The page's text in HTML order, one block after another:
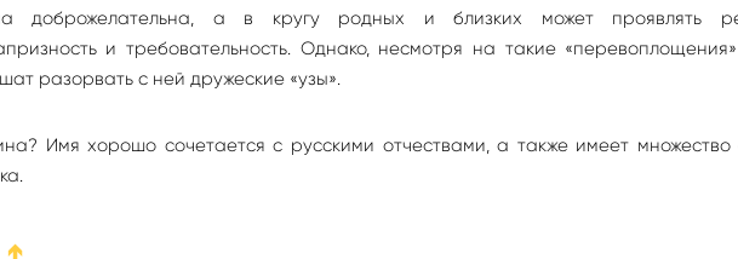
доброжелательна, а в кругу родных и близких может проявлять
и требовательность. Однако, несмотря на такие
разорвать с ней дружеские «узы».
Имя хорошо сочетается с русскими отчествами, а также имеет